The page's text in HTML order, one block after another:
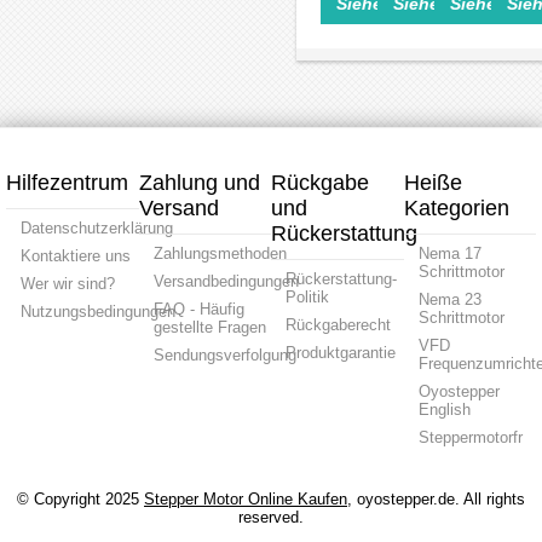
mm
für
3D
Bipolar
1.3Nm
Schrittmotor
34mm
Stapel
Führen
100mm
45mm
Stapel
Führen
101mm
51mm
Stapel
Führen
100mm
51mm
Stapel
Hilfezentrum
Datenschutzerklärung
Kontaktiere uns
Wer wir sind?
Nutzungsbedingungen
Zahlung und
Versand
Zahlungsmethoden
Versandbedingungen
FAQ - Häufig
gestellte Fragen
Sendungsverfolgung
Rückgabe
und
Rückerstattung
Rückerstattung-
Politik
Rückgaberecht
Produktgarantie
Heiße
Kategorien
Nema 17
Schrittmotor
Nema 23
Schrittmotor
VFD
Oyostepper
English
Steppermotorfr
© Copyright 2025 Stepper Motor Online Kaufen, oyostepper.de. All rights
reserved.